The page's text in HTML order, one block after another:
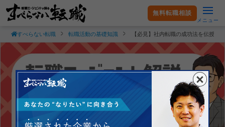
無料転職相談
メニュー
すべらない転職 転職活動の基礎知識 【必見】社内転職の成功法を伝授！